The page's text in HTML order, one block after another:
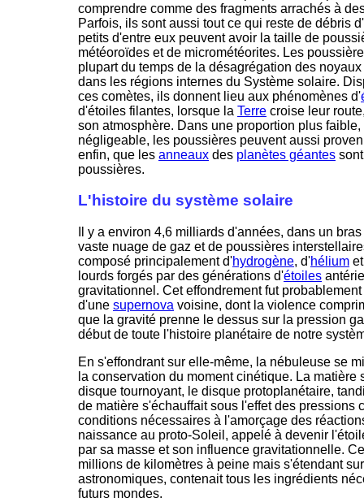
comprendre comme des fragments arrachés à
Parfois, ils sont aussi tout ce qui reste de débris
petits d'entre eux peuvent avoir la taille de
météoroïdes et de micrométéorites. Les
plupart du temps de la désagrégation des
dans les régions internes du Système solaire.
ces comètes, ils donnent lieu aux phénomènes d'
d'étoiles filantes, lorsque la Terre croise leur
son atmosphère. Dans une proportion plus
négligeable, les poussières peuvent aussi
enfin, que les anneaux des planètes géantes
poussières.
L'histoire du système solaire
Il y a environ 4,6 milliards d'années, dans un
vaste nuage de gaz et de poussières
composé principalement d'hydrogène, d'hélium
lourds forgés par des générations d'étoiles
gravitationnel. Cet effondrement fut
d'une supernova voisine, dont la violence
que la gravité prenne le dessus sur la pression
début de toute l'histoire planétaire de notre
En s'effondrant sur elle-même, la nébuleuse se
la conservation du moment cinétique. La
disque tournoyant, le disque protoplanétaire,
de matière s'échauffait sous l'effet des
conditions nécessaires à l'amorçage des
naissance au proto-Soleil, appelé à devenir
par sa masse et son influence gravitationnelle.
millions de kilomètres à peine mais s'étendant
astronomiques, contenait tous les ingrédients
futurs mondes.